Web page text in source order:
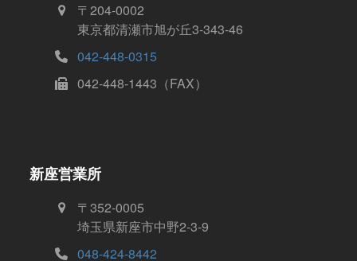
〒204-0002
東京都清瀬市旭が丘3-343-46
042-448-0315
042-448-1443（FAX）
新座営業所
〒352-0005
埼玉県新座市中野2-3-9
048-424-8442